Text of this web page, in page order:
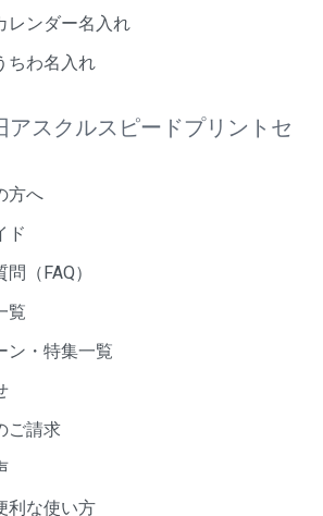
レンダー名入れ
ちわ名入れ
アスクルスピードプリントセ
方へ
ド
（FAQ）
覧
ン・特集一覧
ご請求
利な使い方